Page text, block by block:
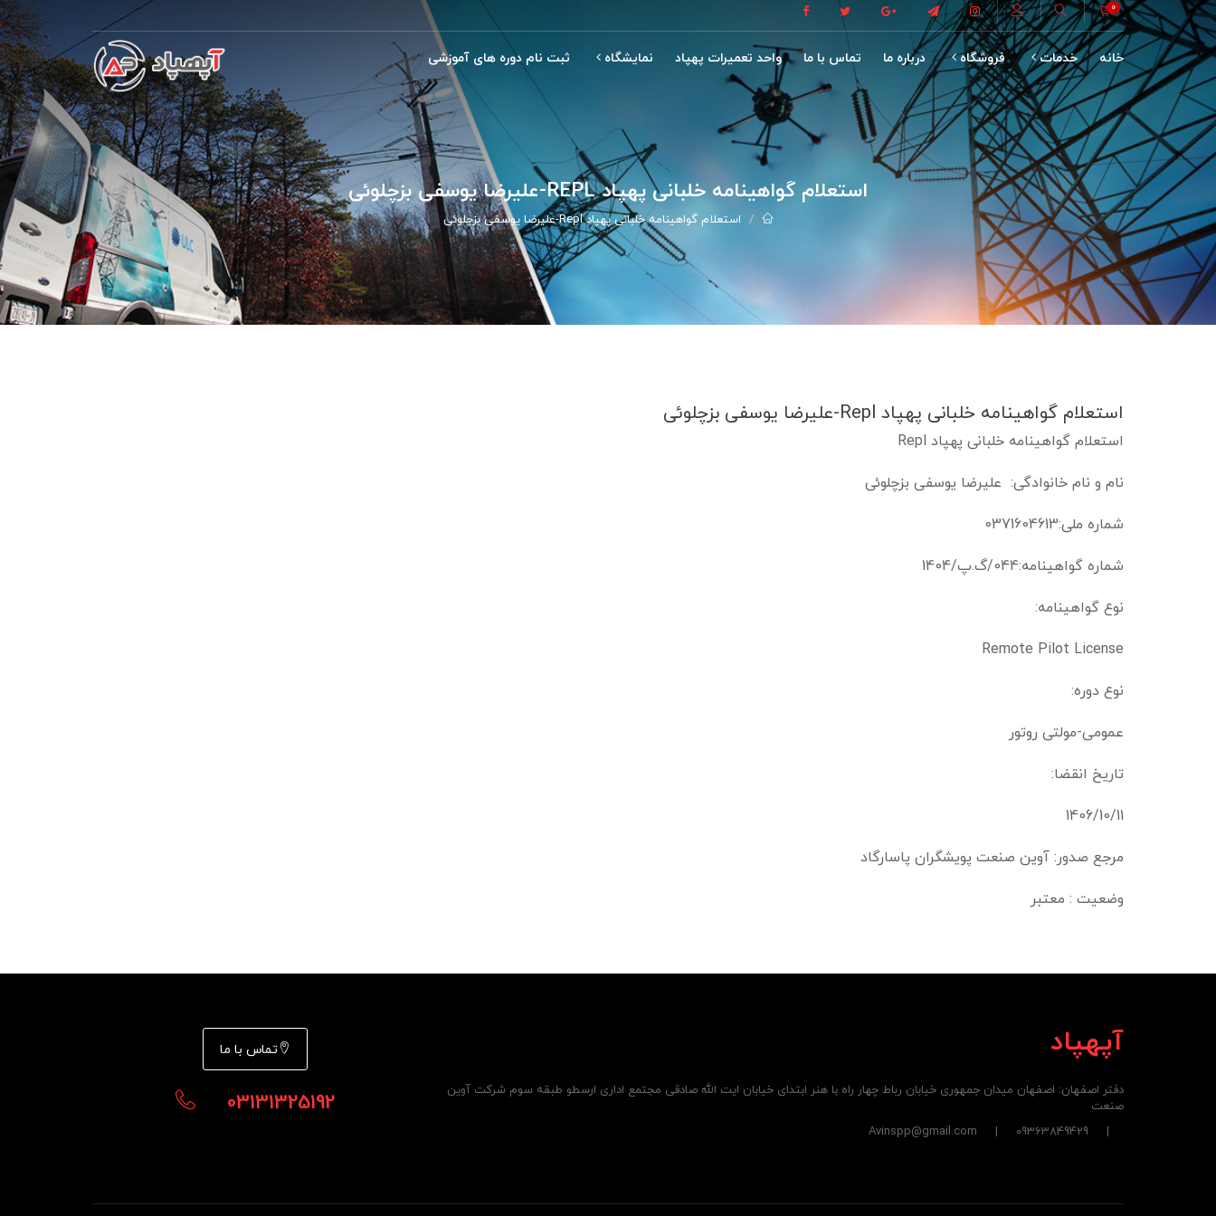
0
خانه خدمات فروشگاه درباره ما تماس با ما واحد تعمیرات پهپاد نمایشگاه ثبت نام دوره های آموزشی
استعلام گواهینامه خلبانی پهپاد REPL-علیرضا یوسفی بزچلوئی
استعلام گواهینامه خلبانی پهپاد Repl-علیرضا یوسفی بزچلوئی
استعلام گواهینامه خلبانی پهپاد Repl-علیرضا یوسفی بزچلوئی
استعلام گواهینامه خلبانی پهپاد Repl
نام و نام خانوادگی: علیرضا یوسفی بزچلوئی
شماره ملی:0371604613
شماره گواهینامه:044/گ.پ/1404
نوع گواهینامه:
Remote Pilot License
نوع دوره:
عمومی-مولتی روتور
تاریخ انقضا:
1406/10/11
مرجع صدور: آوین صنعت پویشگران پاسارگاد
وضعیت : معتبر
آپهپاد
دفتر اصفهان: اصفهان میدان جمهوری خیابان رباط چهار راه با هنر ابتدای خیابان ایت الله صادقی مجتمع اداری ارسطو طبقه سوم شرکت آوین
صنعت
| 09363849429 | Avinspp@gmail.com
تماس با ما
03131325192